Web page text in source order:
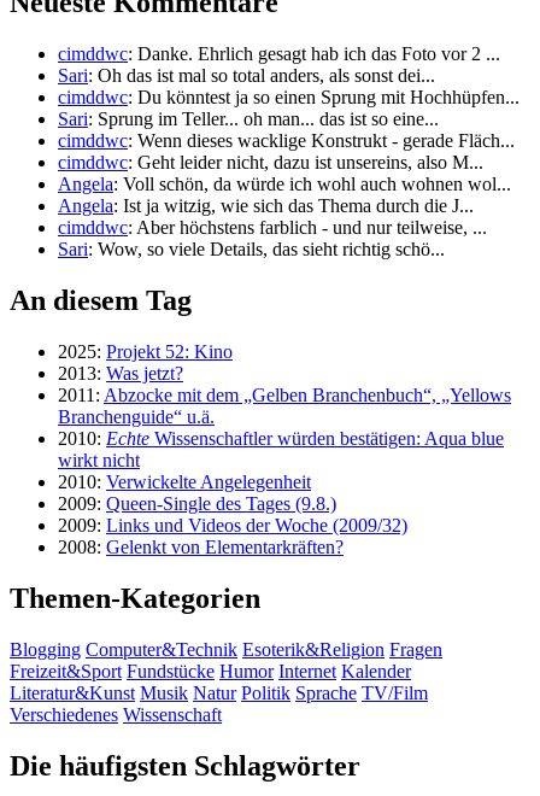
cimddwc: Danke. Ehrlich gesagt hab ich das Foto vor 2 ...
Sari: Oh das ist mal so total anders, als sonst dei...
cimddwc: Du könntest ja so einen Sprung mit Hochhüpfen...
Sari: Sprung im Teller... oh man... das ist so eine...
cimddwc: Wenn dieses wacklige Konstrukt - gerade Fläch...
cimddwc: Geht leider nicht, dazu ist unsereins, also M...
Angela: Voll schön, da würde ich wohl auch wohnen wol...
Angela: Ist ja witzig, wie sich das Thema durch die J...
cimddwc: Aber höchstens farblich - und nur teilweise, ...
Sari: Wow, so viele Details, das sieht richtig schö...
An diesem Tag
2025: Projekt 52: Kino
2013: Was jetzt?
2011: Abzocke mit dem „Gelben Branchenbuch“, „Yellows
Branchenguide“ u.ä.
2010: Echte Wissenschaftler würden bestätigen: Aqua blue
wirkt nicht
2010: Verwickelte Angelegenheit
2009: Queen-Single des Tages (9.8.)
2009: Links und Videos der Woche (2009/32)
2008: Gelenkt von Elementarkräften?
Themen-Kategorien
Blogging Computer&Technik Esoterik&Religion Fragen
Freizeit&Sport Fundstücke Humor Internet Kalender
Literatur&Kunst Musik Natur Politik Sprache TV/Film
Verschiedenes Wissenschaft
Die häufigsten Schlagwörter